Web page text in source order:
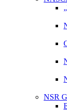
NSR